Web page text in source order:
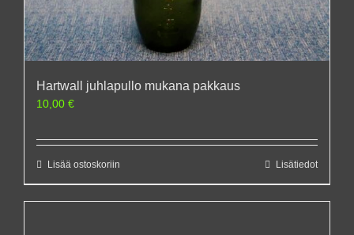
Hartwall juhlapullo mukana pakkaus
10,00 €
Lisää ostoskoriin Lisätiedot